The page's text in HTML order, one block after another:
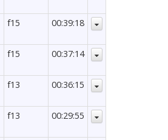
f15 00:39:18
f15 00:37:14
f13 00:36:15
f13 00:29:55